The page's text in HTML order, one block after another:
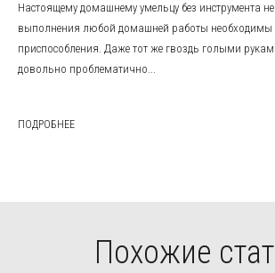
Настоящему домашнему умельцу без инструмента
выполнения любой домашней работы необходимы
приспособления. Даже тот же гвоздь голыми
довольно проблематично...
ПОДРОБНЕЕ
Похожие